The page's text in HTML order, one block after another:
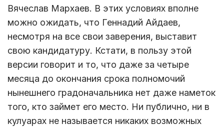
Вячеслав Мархаев. В этих условиях вполне
можно ожидать, что Геннадий Айдаев,
несмотря на все свои заверения, выставит
свою кандидатуру. Кстати, в пользу этой
версии говорит и то, что даже за четыре
месяца до окончания срока полномочий
нынешнего градоначальника нет даже наметок
того, кто займет его место. Ни публично, ни в
кулуарах не называется никаких возможных